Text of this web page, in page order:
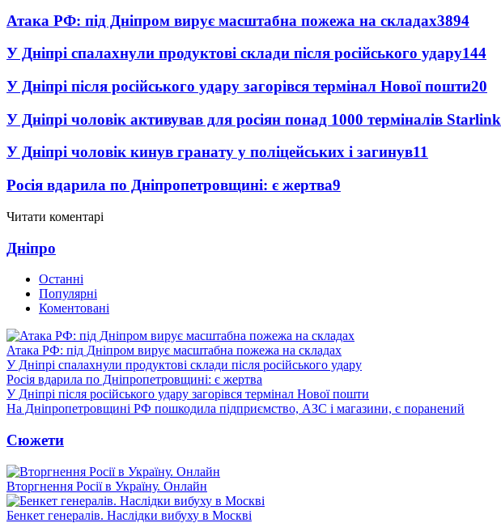
Атака РФ: під Дніпром вирує масштабна пожежа на складах3894
У Дніпрі спалахнули продуктові склади після російського удару144
У Дніпрі після російського удару загорівся термінал Нової пошти20
У Дніпрі чоловік активував для росіян понад 1000 терміналів Starlink
У Дніпрі чоловік кинув гранату у поліцейських і загинув11
Росія вдарила по Дніпропетровщині: є жертва9
Читати коментарі
Дніпро
Останні
Популярні
Коментовані
Атака РФ: під Дніпром вирує масштабна пожежа на складах
У Дніпрі спалахнули продуктові склади після російського удару
Росія вдарила по Дніпропетровщині: є жертва
У Дніпрі після російського удару загорівся термінал Нової пошти
На Дніпропетровщині РФ пошкодила підприємство, АЗС і магазини, є поранений
Сюжети
Вторгнення Росії в Україну. Онлайн
Бенкет генералів. Наслідки вибуху в Москві